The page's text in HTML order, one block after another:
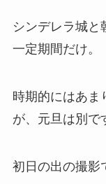
シンデレラ城と
一定期間だけ。
時期的にはあま
が、元旦は別で
初日の出の撮影